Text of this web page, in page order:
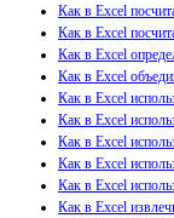
Как в Excel
Как в Excel
Как в Excel
Как в Excel
Как в Excel
Как в Excel
Как в Excel
Как в Excel
Как в Excel
Как в Excel